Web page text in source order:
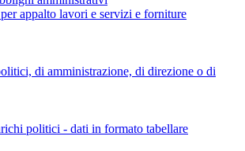
appalto lavori e servizi e forniture
di amministrazione, di direzione o di
politici - dati in formato tabellare